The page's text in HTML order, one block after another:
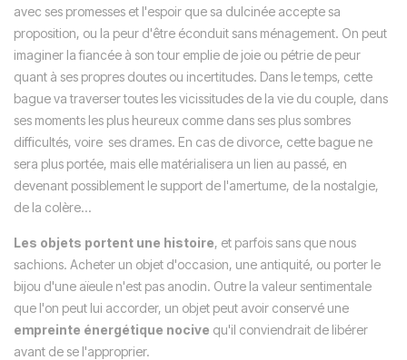
avec ses promesses et l'espoir que sa dulcinée accepte sa
proposition, ou la peur d'être éconduit sans ménagement. On peut
imaginer la fiancée à son tour emplie de joie ou pétrie de peur
quant à ses propres doutes ou incertitudes. Dans le temps, cette
bague va traverser toutes les vicissitudes de la vie du couple, dans
ses moments les plus heureux comme dans ses plus sombres
difficultés, voire ses drames. En cas de divorce, cette bague ne
sera plus portée, mais elle matérialisera un lien au passé, en
devenant possiblement le support de l'amertume, de la nostalgie,
de la colère...
Les objets portent une histoire, et parfois sans que nous
sachions. Acheter un objet d'occasion, une antiquité, ou porter le
bijou d'une aïeule n'est pas anodin. Outre la valeur sentimentale
que l'on peut lui accorder, un objet peut avoir conservé une
empreinte énergétique nocive qu'il conviendrait de libérer
avant de se l'approprier.